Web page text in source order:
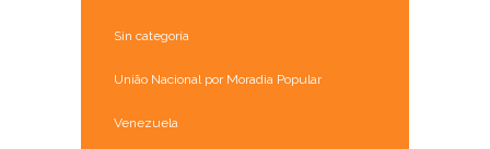
Sin categoría
União Nacional por Moradia Popular
Venezuela